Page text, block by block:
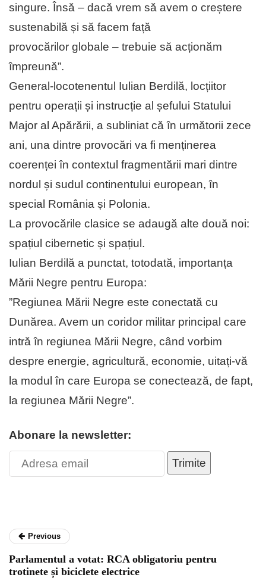
singure. Însă – dacă vrem să avem o creștere
sustenabilă și să facem față
provocărilor globale – trebuie să acționăm
împreună”.
General-locotenentul Iulian Berdilă, locțiitor
pentru operații și instrucție al șefului Statului
Major al Apărării, a subliniat că în următorii zece
ani, una dintre provocări va fi menținerea
coerenței în contextul fragmentării mari dintre
nordul și sudul continentului european, în
special România și Polonia.
La provocările clasice se adaugă alte două noi:
spațiul cibernetic și spațiul.
Iulian Berdilă a punctat, totodată, importanța
Mării Negre pentru Europa:
”Regiunea Mării Negre este conectată cu
Dunărea. Avem un coridor militar principal care
intră în regiunea Mării Negre, când vorbim
despre energie, agricultură, economie, uitați-vă
la modul în care Europa se conectează, de fapt,
la regiunea Mării Negre”.
Abonare la newsletter:
Trimite
Previous
Parlamentul a votat: RCA obligatoriu pentru
trotinete și biciclete electrice